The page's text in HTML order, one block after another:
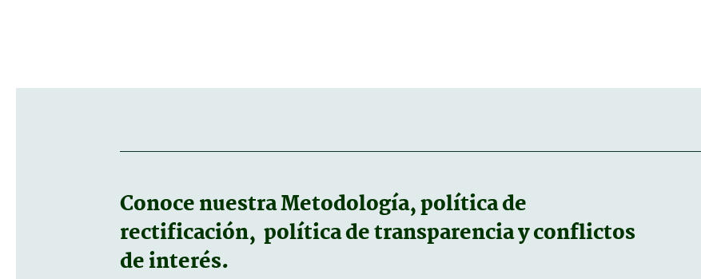
Conoce nuestraMetodología, política de
rectificación, política de transparencia y conflictos
de interés.